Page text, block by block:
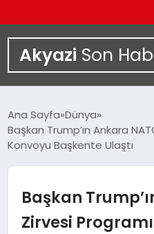
Akyazi Son
SIYASET
EKONOMI
Ana Sayfa Dünya
Başkan Trump’ın Ankara
Konvoyu Başkente Ulaştı
Başkan
Zirvesi